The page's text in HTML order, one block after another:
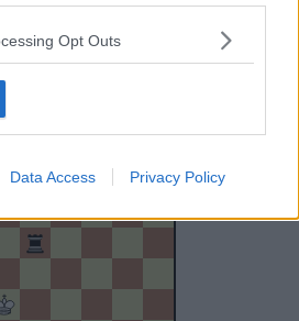
Opt Outs
Data Access Privacy Policy
Rb4, Td4, Rb3, Td3, Rc2!, Td4!(Con
resistenza per un ultimo tentativo a
una mossa a sorpresa)